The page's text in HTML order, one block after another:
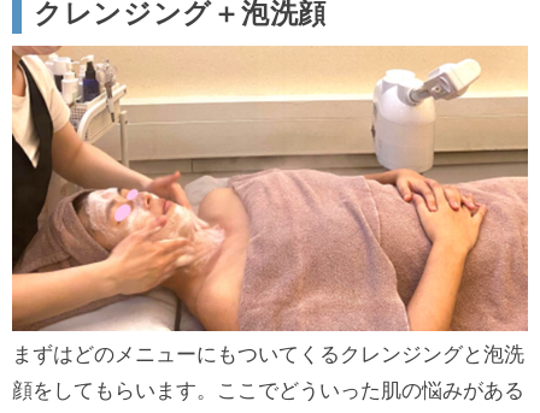
クレンジング＋泡洗顔
まずはどのメニューにもついてくるクレンジングと泡洗
顔をしてもらいます。ここでどういった肌の悩みがある